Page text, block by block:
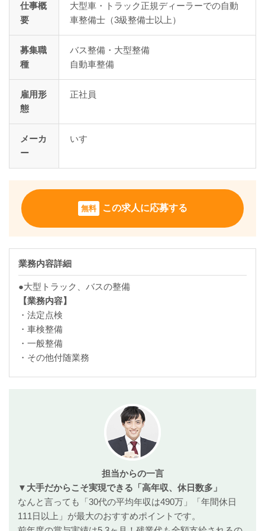
仕事概
要
大型車・トラック正規ディーラーでの自動
車整備士（3級整備士以上）
募集職
種
バス整備・大型整備
自動車整備
雇用形
態
正社員
メーカ
ー
いすゞ
無料 この求人に応募する
業務内容詳細
●大型トラック、バスの整備
【業務内容】
・法定点検
・車検整備
・一般整備
・その他付随業務
担当からの一言
▼大手だからこそ実現できる「高年収、休日数多」
なんと言っても「30代の平均年収は490万」「年間休日
111日以上」が最大のおすすめポイントです。